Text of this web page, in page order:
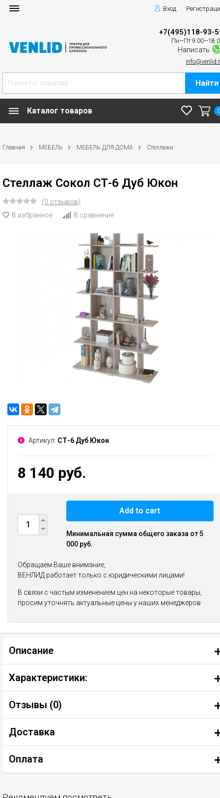
Вход
+7(495)118-93-
Пн—Пт
Написать
Найти
Каталог товаров
Главная МЕБЕЛЬ МЕБЕЛЬ ДЛЯ ДОМА Стеллажи
Стеллаж Сокол СТ-6 Дуб Юкон
(0 отзывов)
В избранное
В сравнение
Артикул: СТ-6 Дуб Юкон
8 140 руб.
Add to cart
Минимальная сумма общего заказа от 5
000 руб.
Обращаем Ваше внимание,
ВЕНЛИД работает только с юридическими лицами!
В связи с частым изменением цен на некоторые товары,
просим уточнять актуальные цены у наших менеджеров
Описание
Характеристики:
Отзывы (0)
Доставка
Оплата